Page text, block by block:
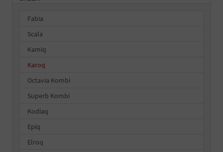
Fabia
Scala
Kamiq
Karoq
Octavia Kombi
Superb Kombi
Kodiaq
Epiq
Elroq